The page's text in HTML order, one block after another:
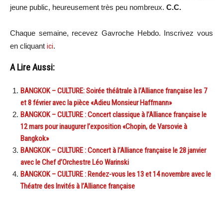
jeune public, heureusement très peu nombreux. C.C.
Chaque semaine, recevez Gavroche Hebdo. Inscrivez vous
en cliquant ici.
A Lire Aussi:
BANGKOK – CULTURE: Soirée théâtrale à l’Alliance française les 7
et 8 février avec la pièce «Adieu Monsieur Haffmann»
BANGKOK – CULTURE : Concert classique à l’Alliance française le
12 mars pour inaugurer l’exposition «Chopin, de Varsovie à
Bangkok»
BANGKOK – CULTURE : Concert à l’Alliance française le 28 janvier
avec le Chef d’Orchestre Léo Warinski
BANGKOK – CULTURE : Rendez-vous les 13 et 14 novembre avec le
Théatre des Invités à l’Alliance française